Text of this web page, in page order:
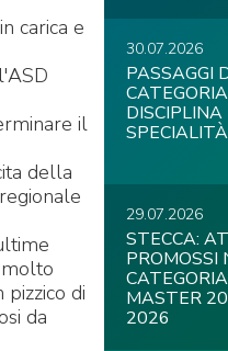
carica e
il
della
di
da
30.07.2026
PASSAGGI
CATEGORIA
DISCIPLINA
29.07.2026
STECCA:
PROMOSSI
CATEGORIA
MASTER
2026